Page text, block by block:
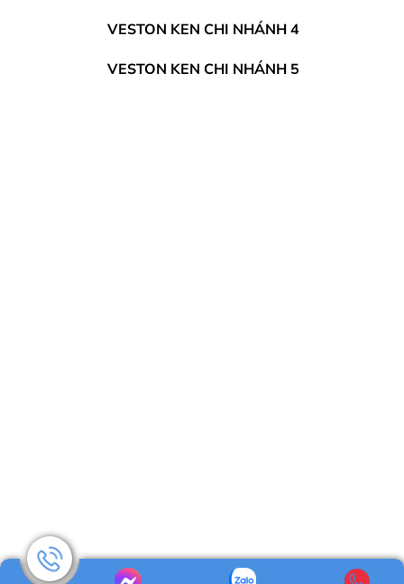
VESTON KEN CHI NHÁNH 4
VESTON KEN CHI NHÁNH 5